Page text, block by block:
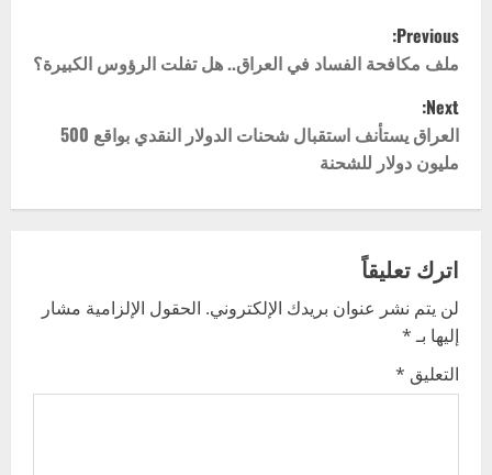
P
o
s
t
n
a
v
i
g
Previous:
ملف مكافحة الفساد في العراق.. هل تفلت الرؤوس الكبيرة؟
Next:
العراق يستأنف استقبال شحنات الدولار النقدي بواقع 500
مليون دولار للشحنة
اترك تعليقاً
لن يتم نشر عنوان بريدك الإلكتروني. الحقول الإلزامية مشار
إليها بـ*
التعليق *